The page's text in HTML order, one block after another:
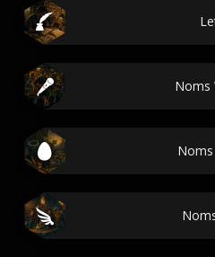
Noms